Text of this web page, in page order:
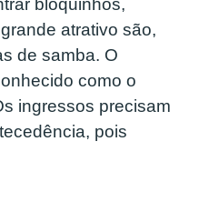
bloquinhos,
atrativo são,
de samba. O
como o
ingressos precisam
pois